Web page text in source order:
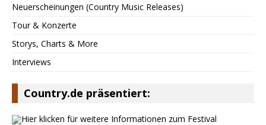
Neuerscheinungen (Country Music Releases)
Tour & Konzerte
Storys, Charts & More
Interviews
Country.de präsentiert: